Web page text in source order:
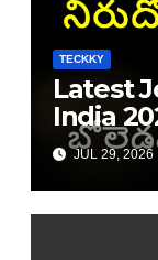
TECKKY
Latest
India
JUL 29, 2026